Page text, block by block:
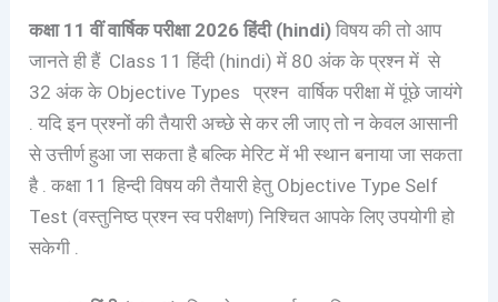
कक्षा 11 वीं वार्षिक परीक्षा 2026 हिंदी (hindi) विषय की तो आप
जानते ही हैं Class 11 हिंदी (hindi) में 80 अंक के प्रश्न में से
32 अंक के Objective Types प्रश्न वार्षिक परीक्षा में पूंछे जायंगे
. यदि इन प्रश्नों की तैयारी अच्छे से कर ली जाए तो न केवल आसानी
से उत्तीर्ण हुआ जा सकता है बल्कि मेरिट में भी स्थान बनाया जा सकता
है . कक्षा 11 हिन्दी विषय की तैयारी हेतु Objective Type Self
Test (वस्तुनिष्ठ प्रश्न स्व परीक्षण) निश्चित आपके लिए उपयोगी हो
सकेगी .